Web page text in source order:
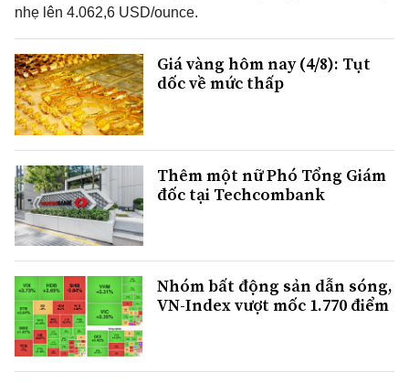
nhẹ lên 4.062,6 USD/ounce.
Giá vàng hôm nay (4/8): Tụt
dốc về mức thấp
Thêm một nữ Phó Tổng Giám
đốc tại Techcombank
Nhóm bất động sản dẫn sóng,
VN-Index vượt mốc 1.770 điểm